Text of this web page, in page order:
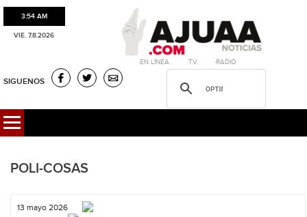
3:54 AM
VIE. 7.8.2026
·EN LÍNEA. ·T.V. ·RADIO
SIGUENOS
POLI-COSAS
13 mayo 2026